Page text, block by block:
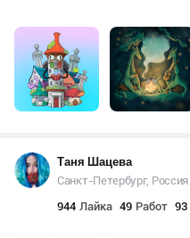
Таня Шацева
Санкт-Петербург, Россия
944 Лайка 49 Работ 93